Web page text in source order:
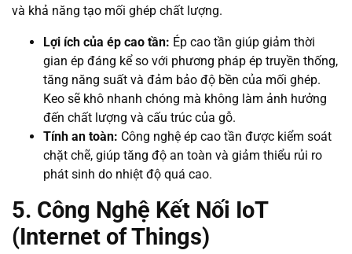
và khả năng tạo mối ghép chất lượng.
Lợi ích của ép cao tần: Ép cao tần giúp giảm thời
gian ép đáng kể so với phương pháp ép truyền thống,
tăng năng suất và đảm bảo độ bền của mối ghép.
Keo sẽ khô nhanh chóng mà không làm ảnh hưởng
đến chất lượng và cấu trúc của gỗ.
Tính an toàn: Công nghệ ép cao tần được kiểm soát
chặt chẽ, giúp tăng độ an toàn và giảm thiểu rủi ro
phát sinh do nhiệt độ quá cao.
5. Công Nghệ Kết Nối IoT
(Internet of Things)